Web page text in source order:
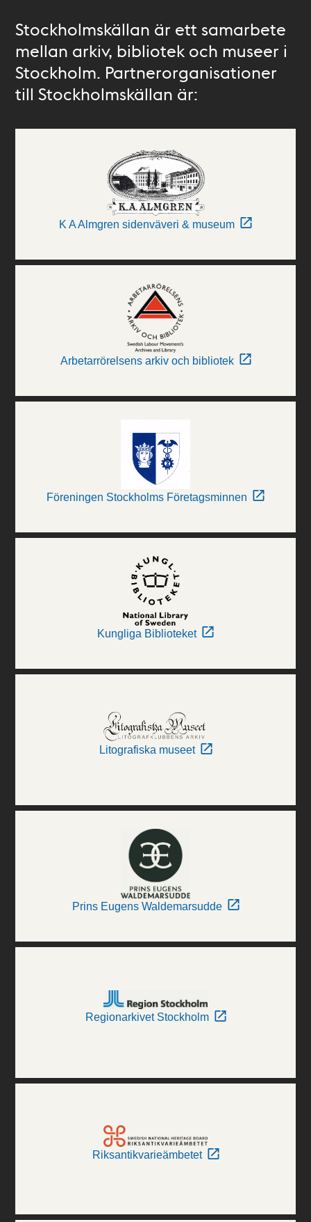
Stockholmskällan är ett samarbete
mellan arkiv, bibliotek och museer i
Stockholm. Partnerorganisationer
till Stockholmskällan är:
K A Almgren sidenväveri & museum
Arbetarrörelsens arkiv och bibliotek
Föreningen Stockholms Företagsminnen
Kungliga Biblioteket
Litografiska museet
Prins Eugens Waldemarsudde
Regionarkivet Stockholm
Riksantikvarieämbetet